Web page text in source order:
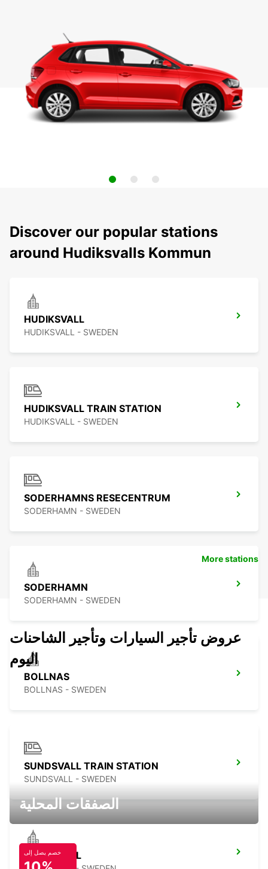
Discover our popular stations
around Hudiksvalls Kommun
HUDIKSVALL
HUDIKSVALL - SWEDEN
HUDIKSVALL TRAIN STATION
HUDIKSVALL - SWEDEN
SODERHAMNS RESECENTRUM
SODERHAMN - SWEDEN
SODERHAMN
SODERHAMN - SWEDEN
BOLLNAS
BOLLNAS - SWEDEN
SUNDSVALL TRAIN STATION
SUNDSVALL - SWEDEN
SUNDSVALL
More stations
عروض تأجير السيارات وتأجير الشاحنات
اليوم
الصفقات المحلية
خصم يصل إلى